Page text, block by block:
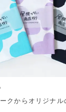
クからオリジナル